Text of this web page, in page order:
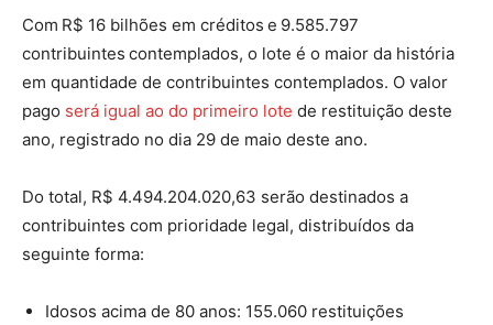
Com R$ 16 bilhões em créditos e 9.585.797
contribuintes contemplados, o lote é o maior da história
em quantidade de contribuintes contemplados. O valor
pago será igual ao do primeiro lote de restituição deste
ano, registrado no dia 29 de maio deste ano.
Do total, R$ 4.494.204.020,63 serão destinados a
contribuintes com prioridade legal, distribuídos da
seguinte forma:
Idosos acima de 80 anos: 155.060 restituições